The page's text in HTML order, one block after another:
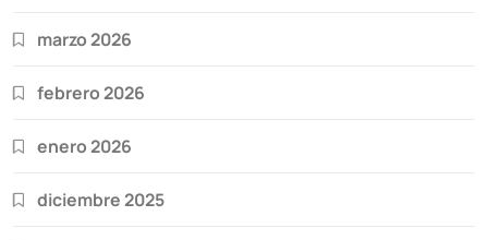
marzo 2026
febrero 2026
enero 2026
diciembre 2025